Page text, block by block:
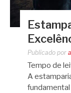
Publicado por
Tempo de
A
fundamental